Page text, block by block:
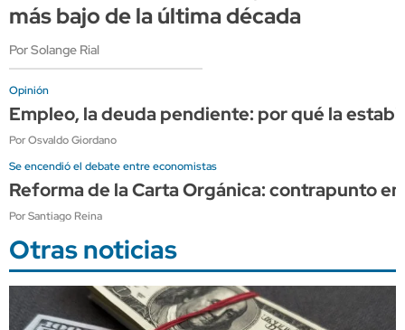
más bajo de la última década
Por Solange Rial
Opinión
Empleo, la deuda pendiente: por qué la
Por Osvaldo Giordano
Se encendió el debate entre economistas
Reforma de la Carta Orgánica: contrapunto
Por Santiago Reina
Otras noticias